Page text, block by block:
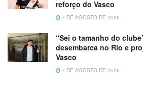
reforço do Vasco
7 DE AGOSTO DE 2026
“Sei o tamanho do
desembarca no Rio e
Vasco
7 DE AGOSTO DE 2026